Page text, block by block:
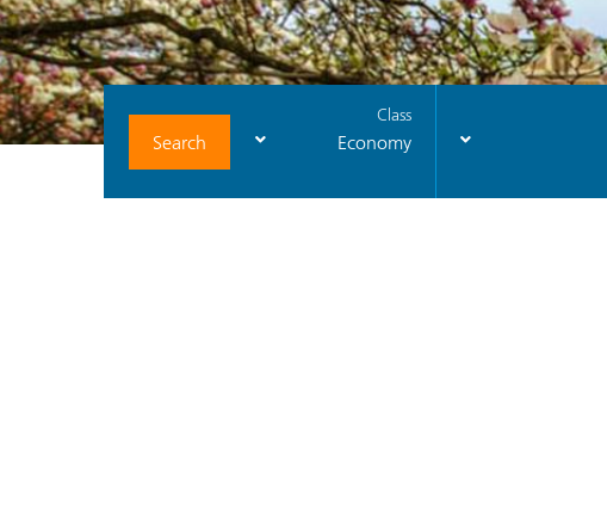
Class
Economy
Search